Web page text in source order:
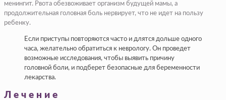
менингит. Рвота обезвоживает организм будущей мамы, а
продолжительная головная боль нервирует, что не идет на пользу
ребенку.
Если приступы повторяются часто и длятся дольше одного
часа, желательно обратиться к неврологу. Он проведет
возможные исследования, чтобы выявить причину
головной боли, и подберет безопасные для беременности
лекарства.
Лечение